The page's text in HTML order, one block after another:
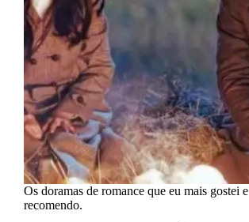
Os doramas de romance que eu mais gostei e
recomendo.